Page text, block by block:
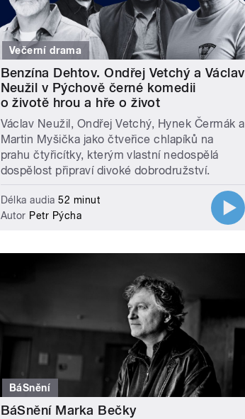
Večerní drama
Benzína Dehtov. Ondřej Vetchý a Václav
Neužil v Pýchově černé komedii
o životě hrou a hře o život
Václav Neužil, Ondřej Vetchý, Hynek Čermák a
Martin Myšička jako čtveřice chlapíků na
prahu čtyřicítky, kterým vlastní nedospělá
dospělost připraví divoké dobrodružství.
Délka audia 52 minut
Autor Petr Pýcha
BáSnění
BáSnění Marka Bečky